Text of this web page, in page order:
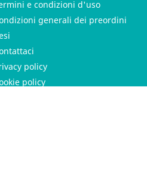
e condizioni d'uso
generali dei preordini
policy
policy